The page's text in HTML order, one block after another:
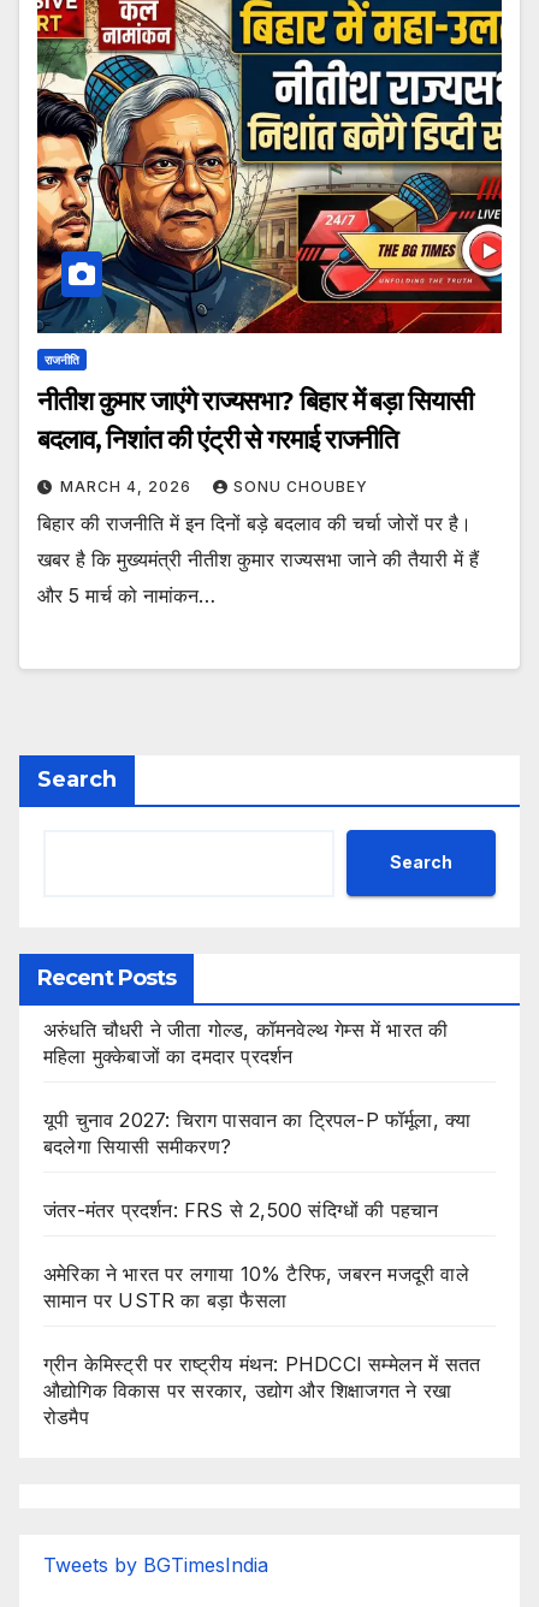
राजनीति
नीतीश कुमार जाएंगे राज्यसभा? बिहार में बड़ा सियासी
बदलाव, निशांत की एंट्री से गरमाई राजनीति
MARCH 4, 2026 SONU CHOUBEY
बिहार की राजनीति में इन दिनों बड़े बदलाव की चर्चा जोरों पर है।
खबर है कि मुख्यमंत्री नीतीश कुमार राज्यसभा जाने की तैयारी में हैं
और 5 मार्च को नामांकन…
Search
Search
Recent Posts
अरुंधति चौधरी ने जीता गोल्ड, कॉमनवेल्थ गेम्स में भारत की
महिला मुक्केबाजों का दमदार प्रदर्शन
यूपी चुनाव 2027: चिराग पासवान का ट्रिपल-P फॉर्मूला, क्या
बदलेगा सियासी समीकरण?
जंतर-मंतर प्रदर्शन: FRS से 2,500 संदिग्धों की पहचान
अमेरिका ने भारत पर लगाया 10% टैरिफ, जबरन मजदूरी वाले
सामान पर USTR का बड़ा फैसला
ग्रीन केमिस्ट्री पर राष्ट्रीय मंथन: PHDCCI सम्मेलन में सतत
औद्योगिक विकास पर सरकार, उद्योग और शिक्षाजगत ने रखा
रोडमैप
Tweets by BGTimesIndia